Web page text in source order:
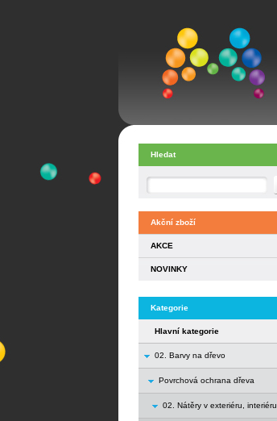
Hledat
Akční zboží
AKCE
NOVINKY
Kategorie
Hlavní kategorie
02. Barvy na dřevo
Povrchová ochrana dřeva
02. Nátěry v exteriéru, interiéru